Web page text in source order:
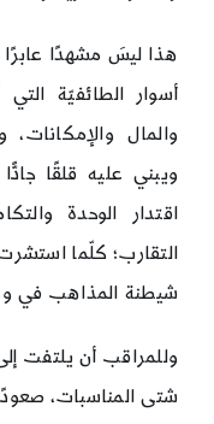
هذا ليسَ مشهدًا
أسوار الطائفيّة
والمال
ويبني عليه قلقًا
اقتدار الوحدة
التقارب؛ كلّما
شيطنة المذاهب في
وللمراقب أن يلتفت
شتى المناسبات،